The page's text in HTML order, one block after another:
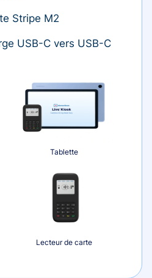
Stripe M2
USB-C vers USB-C
Tablette
Lecteur de carte